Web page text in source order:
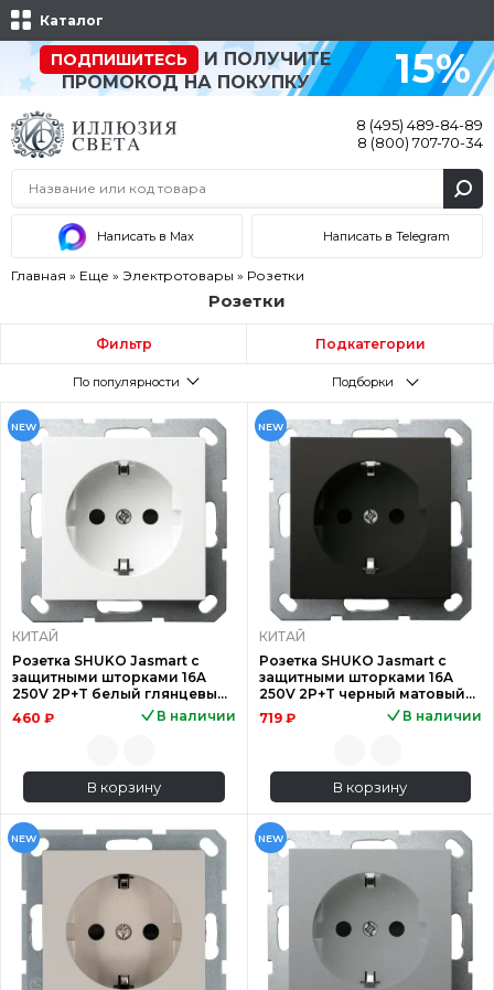
Каталог
ПОДПИШИТЕСЬ
И ПОЛУЧИТЕ
ПРОМОКОД НА ПОКУПКУ
15%
8 (495) 489-84-89
8 (800) 707-70-34
Написать в Max Написать в Telegram
Главная » Еще » Электротовары » Розетки
Розетки
Фильтр Подкатегории
По популярности Подборки
NEW
КИТАЙ
Розетка SHUKO Jasmart с
защитными шторками 16A
250V 2P+T белый глянцевый
G5501W
460 ₽ В наличии
В корзину
NEW
КИТАЙ
Розетка SHUKO Jasmart с
защитными шторками 16A
250V 2P+T черный матовый
(soft touch) G5501PB
719 ₽ В наличии
В корзину
NEW NEW